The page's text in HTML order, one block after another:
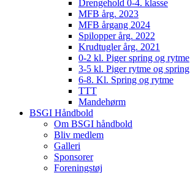
Drengehold 0-4. klasse
MFB årg. 2023
MFB årgang 2024
Spilopper årg. 2022
Krudtugler årg. 2021
0-2 kl. Piger spring og rytme
3-5 kl. Piger rytme og spring
6-8. Kl. Spring og rytme
TTT
Mandehørm
BSGI Håndbold
Om BSGI håndbold
Bliv medlem
Galleri
Sponsorer
Foreningstøj